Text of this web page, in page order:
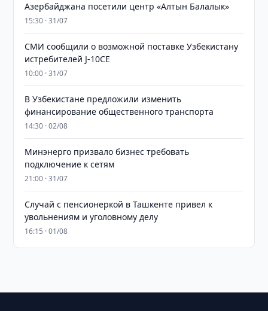
Азербайджана посетили центр «Алтын Балалык»
15:30 · 31/07
СМИ сообщили о возможной поставке Узбекистану
истребителей J-10CE
10:00 · 31/07
В Узбекистане предложили изменить
финансирование общественного транспорта
14:30 · 02/08
Минэнерго призвало бизнес требовать
подключение к сетям
21:00 · 31/07
Случай с пенсионеркой в Ташкенте привел к
увольнениям и уголовному делу
16:15 · 01/08